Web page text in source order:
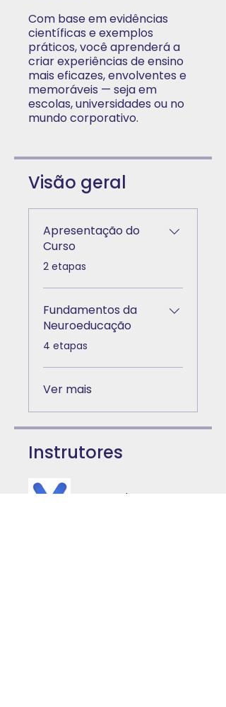
Com base em evidências
científicas e exemplos
práticos, você aprenderá a
criar experiências de ensino
mais eficazes, envolventes e
memoráveis — seja em
escolas, universidades ou no
mundo corporativo.
Visão geral
Apresentação do
Curso
.2 etapas
Fundamentos da
Neuroeducação
.4 etapas
Ver mais
Instrutores
Mercado EAD